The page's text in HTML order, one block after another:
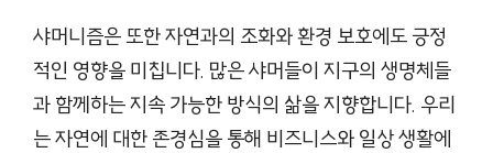
샤머니즘은 또한 자연과의 조화와 환경 보호에도 긍정
적인 영향을 미칩니다. 많은 샤머들이 지구의 생명체들
과 함께하는 지속 가능한 방식의 삶을 지향합니다. 우리
는 자연에 대한 존경심을 통해 비즈니스와 일상 생활에